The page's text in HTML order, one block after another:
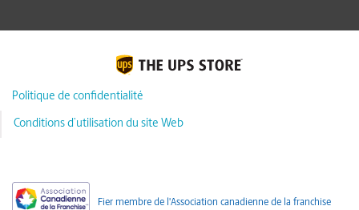
Politique de confidentialité
Conditions d’utilisation du site Web
Fier membre de l'Association canadienne de la franchise